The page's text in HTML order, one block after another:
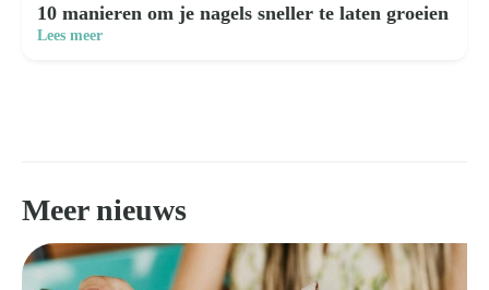
10 manieren om je nagels sneller te laten groeien
Lees meer
Meer nieuws